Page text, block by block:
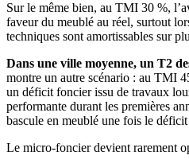
Sur le même bien, au TMI 30 %,
faveur du meublé au réel, surtout
techniques sont amortissables sur
Dans une ville moyenne, un T2
montre un autre scénario : au TMI
un déficit foncier issu de travaux
performante durant les premières
bascule en meublé une fois le déficit
Le micro-foncier devient rarement